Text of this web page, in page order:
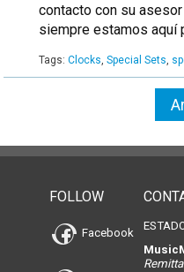
contacto con su
siempre estamos aquí
Tags: Clocks Special Sets
FOLLOW
Facebook